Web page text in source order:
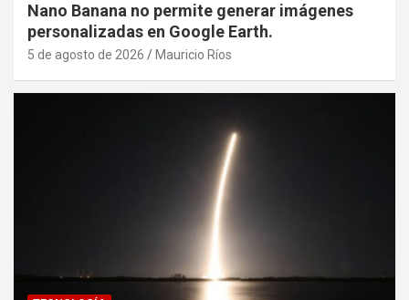
Nano Banana no permite generar imágenes
personalizadas en Google Earth.
5 de agosto de 2026 Mauricio Ríos